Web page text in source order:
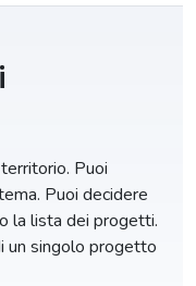
Puoi
Puoi decidere
la lista dei progetti.
un singolo progetto